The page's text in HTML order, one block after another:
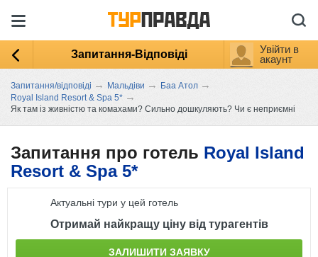
Запитання-Відповіді
Увійти в
акаунт
Запитання/відповіді → Мальдіви → Баа Атол →
Royal Island Resort & Spa 5* →
Як там із живністю та комахами? Сильно дошкуляють? Чи є неприємні
Запитання про готель Royal Island
Resort & Spa 5*
Актуальні тури у цей готель
Отримай найкращу ціну від турагентів
ЗАЛИШИТИ ЗАЯВКУ